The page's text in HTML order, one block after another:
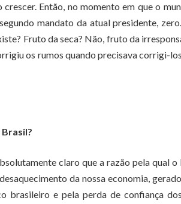
Então, no momento em que o
mandato da atual presidente,
Fruto da seca? Não, fruto da
os rumos quando precisava corrigi-
claro que a razão pela qual o
da nossa economia,
brasileiro e pela perda de confiança